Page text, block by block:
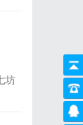
坊